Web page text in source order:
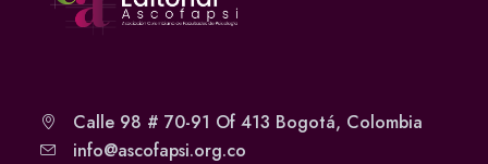
Calle 98 # 70-91 Of 413 Bogotá, Colombia
info@ascofapsi.org.co